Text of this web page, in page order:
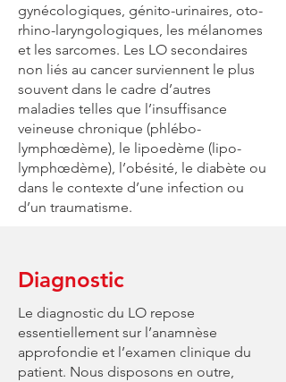
gynécologiques, génito-urinaires, oto-
rhino-laryngologiques, les mélanomes
et les sarcomes. Les LO secondaires
non liés au cancer surviennent le plus
souvent dans le cadre d’autres
maladies telles que l’insuffisance
veineuse chronique (phlébo-
lymphœdème), le lipoedème (lipo-
lymphœdème), l’obésité, le diabète ou
dans le contexte d’une infection ou
d’un traumatisme.
Diagnostic
Le diagnostic du LO repose
essentiellement sur l’anamnèse
approfondie et l’examen clinique du
patient. Nous disposons en outre,